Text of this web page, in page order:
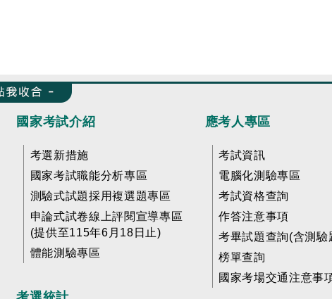
國家考試介紹
考選新措施
國家考試職能分析專區
測驗式試題採用複選題專區
申論式試卷線上評閱宣導專區
(提供至115年6月18日止)
體能測驗專區
應考人專區
考試資訊
電腦化測驗專區
考試資格查詢
作答注意事項
考畢試題查詢(含測驗
榜單查詢
國家考場交通注意事